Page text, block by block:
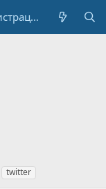
Регистрация
twitter